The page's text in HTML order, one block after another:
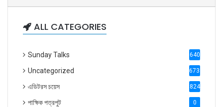
ALL CATEGORIES
Sunday Talks 640
Uncategorized 6738
এডিটরস চয়েস 824
পাক্ষিক পত্রপুট 0